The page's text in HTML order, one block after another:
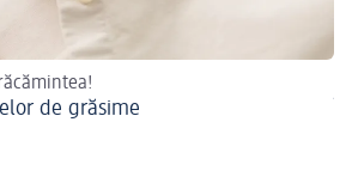
de grăsime